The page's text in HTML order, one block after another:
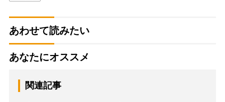
あわせて読みたい
あなたにオススメ
関連記事